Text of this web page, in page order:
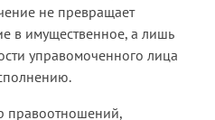
не превращает
в имущественное, а лишь
управомоченного лица
правоотношений,